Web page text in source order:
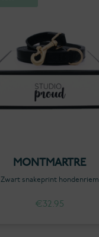
MONTMARTRE
Zwart snakeprint hondenriem
€32.95